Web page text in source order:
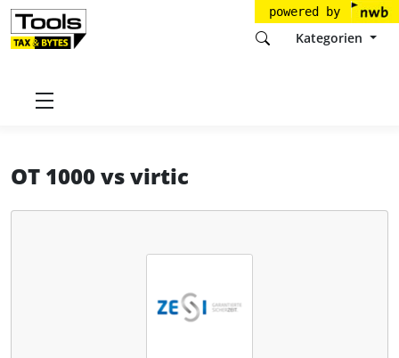
powered by
Kategorien
Startseite
OT 1000vsvirtic